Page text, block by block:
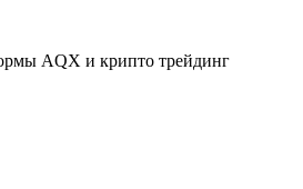
AQX и крипто трейдинг